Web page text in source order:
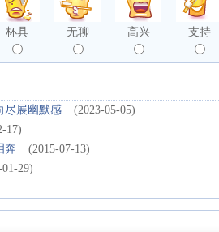
杯具 无聊 高兴 支持
尽展幽默感
(2023-05-05)
17)
奔
(2015-07-13)
29)